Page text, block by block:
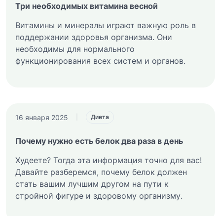
Три необходимых витамина весной
Витамины и минералы играют важную роль в
поддержании здоровья организма. Они
необходимы для нормального
функционирования всех систем и органов.
16 января 2025 Диета
Почему нужно есть белок два раза в день
Худеете? Тогда эта информация точно для вас!
Давайте разберемся, почему белок должен
стать вашим лучшим другом на пути к
стройной фигуре и здоровому организму.